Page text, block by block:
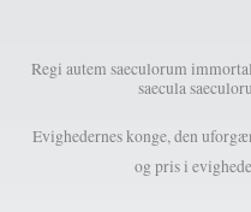
Regi autem saeculorum
saecula
Evighedernes konge, den
og pris i